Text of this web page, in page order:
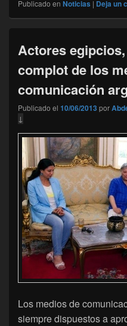
Publicado en Noticias | Deja un
Actores
complot de los
comunicación
Publicado el 10/06/2013 por
↓
Los medios de
siempre dispuestos a